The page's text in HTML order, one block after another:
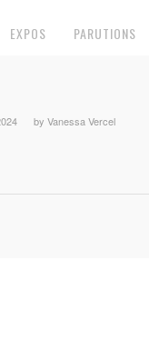
EXPOS PARUTIONS
by Vanessa Vercel